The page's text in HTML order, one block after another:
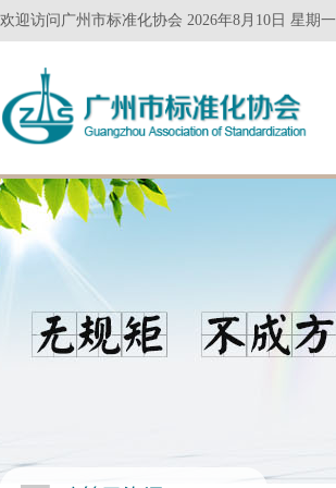
欢迎访问广州市标准化协会 2026年8月10日 星期一